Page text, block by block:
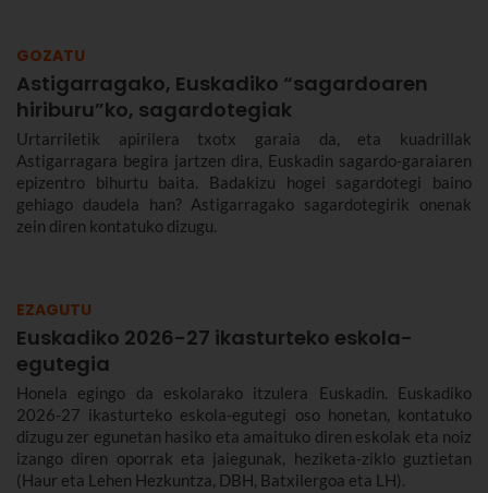
GOZATU
Astigarragako, Euskadiko “sagardoaren
hiriburu”ko, sagardotegiak
Urtarriletik apirilera txotx garaia da, eta kuadrillak
Astigarragara begira jartzen dira, Euskadin sagardo-garaiaren
epizentro bihurtu baita. Badakizu hogei sagardotegi baino
gehiago daudela han? Astigarragako sagardotegirik onenak
zein diren kontatuko dizugu.
EZAGUTU
Euskadiko 2026-27 ikasturteko eskola-
egutegia
Honela egingo da eskolarako itzulera Euskadin. Euskadiko
2026-27 ikasturteko eskola-egutegi oso honetan, kontatuko
dizugu zer egunetan hasiko eta amaituko diren eskolak eta noiz
izango diren oporrak eta jaiegunak, heziketa-ziklo guztietan
(Haur eta Lehen Hezkuntza, DBH, Batxilergoa eta LH).